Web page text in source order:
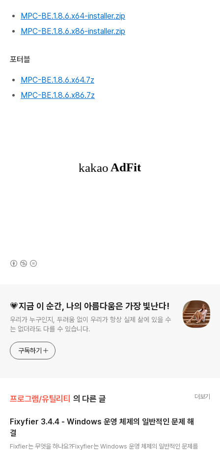
MPC-BE.1.8.6.x64-installer.zip
MPC-BE.1.8.6.x86-installer.zip
포터블
MPC-BE.1.8.6.x64.7z
MPC-BE.1.8.6.x86.7z
💗지금 이 순간, 나의 아름다움은 가장 빛난다!
우리가 누구인지, 두려움 없이 우리가 항상 실제 삶에 있을 수
는 없더라도 다를 수 있습니다.
구독하기
프로그램/유틸리티 의 다른 글 더보기
Fixyfier 3.4.4 - Windows 운영 체제의 일반적인 문제 해
결
Fixfier는 무엇을 하나요?Fixyfier는 Windows 운영 체제의 일반적인 문제를